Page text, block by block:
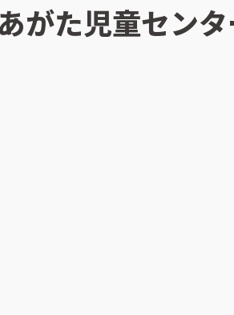
た児童センタ